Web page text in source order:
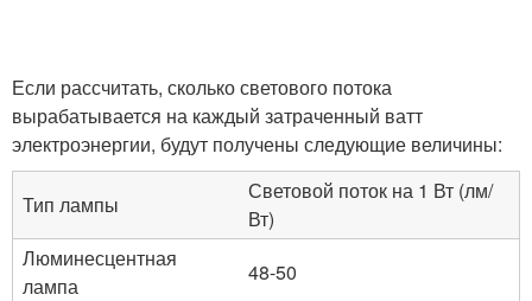
Если рассчитать, сколько светового потока
вырабатывается на каждый затраченный ватт
электроэнергии, будут получены следующие величины:
Тип лампы
Световой поток на 1 Вт (лм/
Вт)
Люминесцентная
лампа
48-50